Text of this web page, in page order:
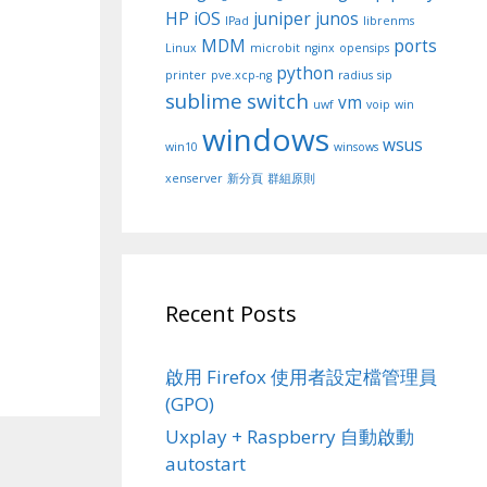
HP iOS IPad juniper junos librenms
Linux MDM microbit nginx opensips ports
printer pve.xcp-ng python radius sip
sublime switch uwf vm voip win
win10 windows winsows wsus
xenserver 新分頁 群組原則
Recent Posts
啟用 Firefox 使用者設定檔管理員
(GPO)
Uxplay + Raspberry 自動啟動
autostart